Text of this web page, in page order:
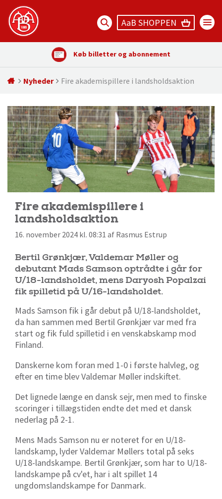
AaB SHOPPEN
Køb billetter og abonnement
Nyheder Fire akademispillere i landsholdsaktion
Fire akademispillere i
landsholdsaktion
16. november 2024 kl. 08:31 af Rasmus Estrup
Bertil Grønkjær, Valdemar Møller og
debutant Mads Samson optrådte i går for
U/18-landsholdet, mens Daryosh Popalzai
fik spilletid på U/16-landsholdet.
Mads Samson fik i går debut på U/18-landsholdet,
da han sammen med Bertil Grønkjær var med fra
start og fik fuld spilletid i en venskabskamp mod
Finland.
Danskerne kom foran med 1-0 i første halvleg, og
efter en time blev Valdemar Møller indskiftet.
Det lignede længe en dansk sejr, men med to finske
scoringer i tillægstiden endte det med et dansk
nederlag på 2-1.
Mens Mads Samson nu er noteret for en U/18-
landskamp, lyder Valdemar Møllers total på seks
U/18-landskampe. Bertil Grønkjær, som har to U/18-
landskampe på cv'et, har i alt spillet 14
ungdomslandskampe for Danmark.